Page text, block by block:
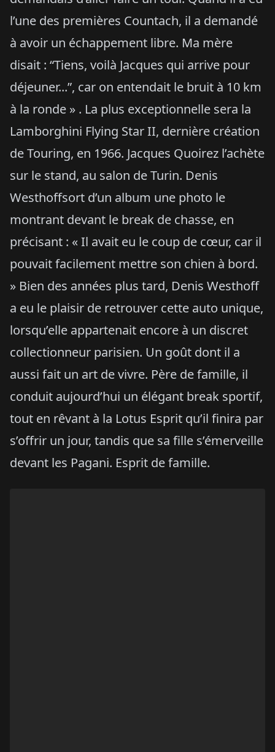
l’une des premières Countach, il a demandé
à avoir un échappement libre. Ma mère
disait : “Tiens, voilà Jacques qui arrive pour
déjeuner...”, car on entendait le bruit à 10 km
à la ronde » . La plus exceptionnelle sera la
Lamborghini Flying Star II, dernière création
de Touring, en 1966. Jacques Quoirez l’achète
sur le stand, au salon de Turin. Denis
Westhoffsort d’un album une photo le
montrant devant le break de chasse, en
précisant : « Il avait eu le coup de cœur, car il
pouvait facilement mettre son chien à bord.
» Bien des années plus tard, Denis Westhoff
a eu le plaisir de retrouver cette auto unique,
lorsqu’elle appartenait encore à un discret
collectionneur parisien. Un goût dont il a
aussi fait un art de vivre. Père de famille, il
conduit aujourd’hui un élégant break sportif,
tout en rêvant à la Lotus Esprit qu’il finira par
s’offrir un jour, tandis que sa fille s’émerveille
devant les Pagani. Esprit de famille.